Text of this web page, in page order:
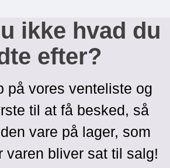
ikke hvad du
efter?
på vores venteliste og
til at få besked, så
vare på lager, som
varen bliver sat til salg!